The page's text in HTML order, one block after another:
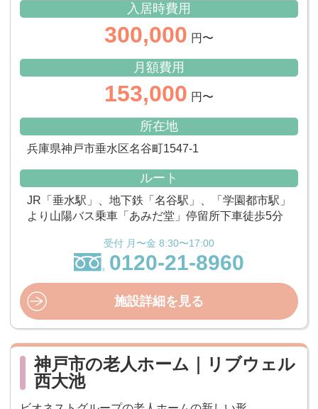
入居時費用
300,000 円〜
月額費用
153,000 円〜
所在地
兵庫県神戸市垂水区名谷町1547-1
ルート
JR「垂水駅」、地下鉄「名谷駅」、「学園都市駅」
より山陽バス乗車「あみだ堂」停留所下車徒歩5分
受付 月〜金 8:30〜17:00
0120-21-8960
施設詳細を見る
神戸市の老人ホーム｜リブウェル
西大池